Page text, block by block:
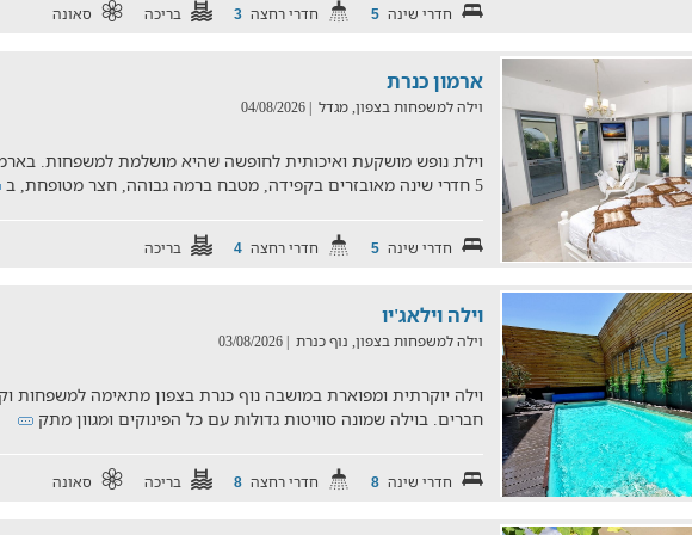
חדרי שינה 5 חדרי רחצה 3 בריכה סאונה
ארמון כנרת
וילה למשפחות בצפון, מגדל | 04/08/2026
וילת נופש מושקעת ואיכותית לחופשה שהיא מושלמת למשפחות.
5 חדרי שינה מאובזרים בקפידה, מטבח ברמה גבוהה, חצר מטופחת, ב
חדרי שינה 5 חדרי רחצה 4 בריכה
וילה וילאג'יו
וילה למשפחות בצפון, נוף כנרת | 03/08/2026
וילה יוקרתית ומפוארת במושבה נוף כנרת בצפון מתאימה למשפחות
חברים. בוילה שמונה סוויטות גדולות עם כל הפינוקים ומגוון מתק
חדרי שינה 8 חדרי רחצה 8 בריכה סאונה